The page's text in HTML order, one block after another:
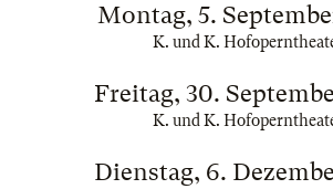
Montag, 5.
K. und K.
Freitag, 30.
K. und K.
Dienstag, 6.